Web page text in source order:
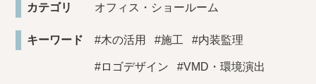
カテゴリ オフィス・ショールーム
キーワード #木の活用 #施工 #内装監理
#ロゴデザイン #VMD・環境演出